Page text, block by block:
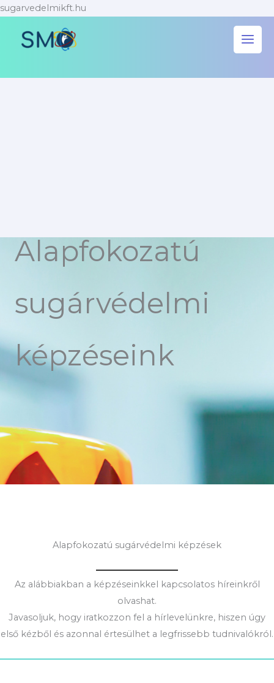
sugarvedelmikft.hu
Alapfokozatú
sugárvédelmi
képzéseink
Alapfokozatú sugárvédelmi képzések
Az alábbiakban a képzéseinkkel kapcsolatos híreinkről
olvashat.
Javasoljuk, hogy iratkozzon fel a hírlevelünkre, hiszen úgy
első kézből és azonnal értesülhet a legfrissebb tudnivalókról.